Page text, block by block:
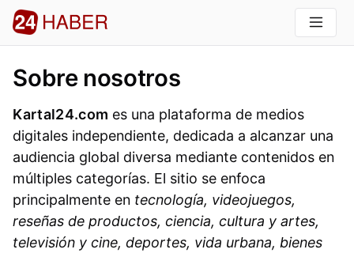
Sobre nosotros
Kartal24.com es una plataforma de medios
digitales independiente, dedicada a alcanzar una
audiencia global diversa mediante contenidos en
múltiples categorías. El sitio se enfoca
principalmente en tecnología, videojuegos,
reseñas de productos, ciencia, cultura y artes,
televisión y cine, deportes, vida urbana, bienes